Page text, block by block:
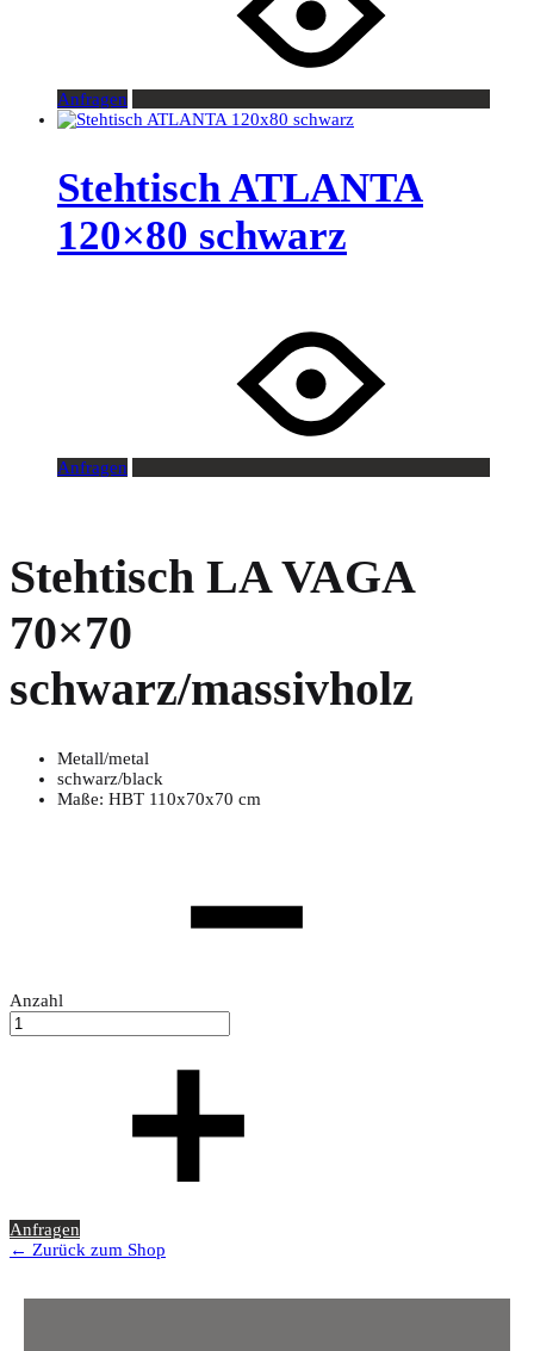
Anfragen
Stehtisch ATLANTA
120×80 schwarz
Anfragen
Stehtisch LA VAGA
70×70
schwarz/massivholz
Metall/metal
schwarz/black
Maße: HBT 110x70x70 cm
Anzahl
Anfragen
← Zurück zum Shop